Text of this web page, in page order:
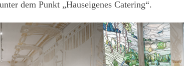
dem Punkt „Hauseigenes Catering“.